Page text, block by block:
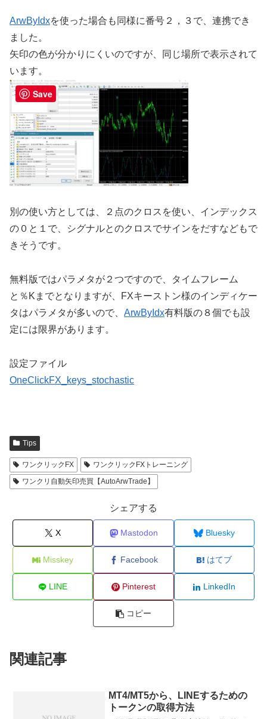
ArwByIdxを使った場合も同様に番号２，３で、連携でき
ました。
矢印の色が分かりにくいのですが、同じ場所で表示されて
います。
別の使い方としては、２点のクロスを使い、インデックス
の０と１で、シグナルとのクロスでサインをだすなどもで
きそうです。
無料版ではパラメタが２つですので、タイムフレーム
と％Kまでとなりますが、FXキーストン様のインディケー
タはパラメタが多いので、 ArwByIdx有料版の８個でも設
定には限界があります。
設定ファイル
OneClickFX_keys_stochastic
Tips
ワンクリックFX
ワンクリックFXトレーニング
ワンクリ自動矢印売買【AutoArwTrade】
シェアする
X Mastodon Bluesky
Misskey Facebook はてブ
LINE Pinterest LinkedIn
コピー
関連記事
MT4/MT5から、LINEするための
トークンの取得方法
Save